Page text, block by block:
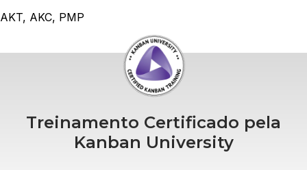
AKT, AKC, PMP
Treinamento Certificado pela
Kanban University